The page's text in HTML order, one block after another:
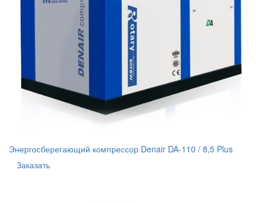
Энергосберегающий компрессор Denair DA-110 / 8,5 Plus
Заказать